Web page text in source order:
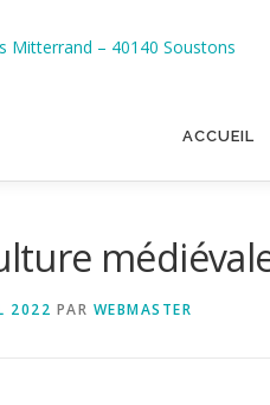
ACCUEIL
2022 PAR WEBMASTER